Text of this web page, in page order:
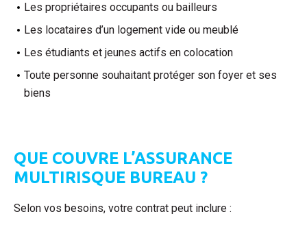
Les propriétaires occupants ou bailleurs
Les locataires d’un logement vide ou meublé
Les étudiants et jeunes actifs en colocation
Toute personne souhaitant protéger son foyer et ses
biens
QUE COUVRE L’ASSURANCE
MULTIRISQUE BUREAU ?
Selon vos besoins, votre contrat peut inclure :